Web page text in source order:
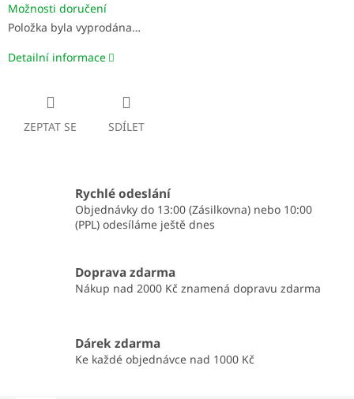
Možnosti doručení
Položka byla vyprodána…
Detailní informace
ZEPTAT SE SDÍLET
Rychlé odeslání
Objednávky do 13:00 (Zásilkovna) nebo 10:00
(PPL) odesíláme ještě dnes
Doprava zdarma
Nákup nad 2000 Kč znamená dopravu zdarma
Dárek zdarma
Ke každé objednávce nad 1000 Kč